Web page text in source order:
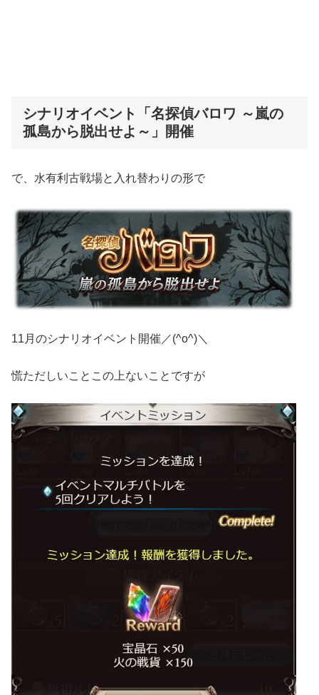
シナリオイベント「名探偵バロワ ～嵐の
孤島から脱出せよ～」開催
で、水有利古戦場と入れ替わりの形で
11月のシナリオイベント開催／(^o^)＼
慌ただしいことこの上ないことですが